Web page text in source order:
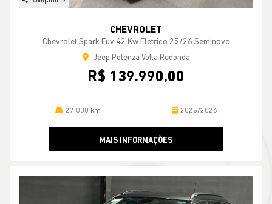
R$ 139.990,00
27.000 km 2025/2026
MAIS INFORMAÇÕES